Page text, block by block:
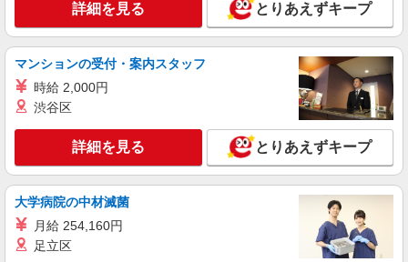
通費全支給(ガソリン代含む)＞
観音寺市内に多数！
キープ 詳細を見る
派遣社員
株式会社kotrio /●OK-H-1975957
観音寺市｜小さなグループホームで家事や生活
のサポート！
時給1350円〜2062円 ＜日払い有/週払い有/交
通費全支給(ガソリン代含む)＞
詳細を見る とりあえずキープ
マンションの受付・案内スタッフ
時給 2,000円
渋谷区
詳細を見る とりあえずキープ
大学病院の中材滅菌
月給 254,160円
足立区